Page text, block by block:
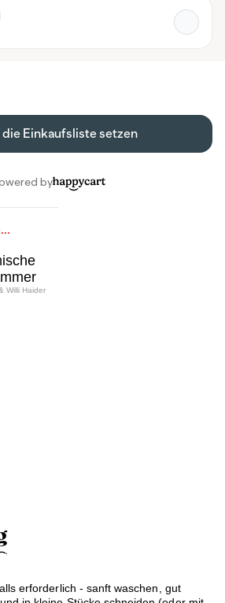
Willi Haider
erforderlich - sanft waschen, gut